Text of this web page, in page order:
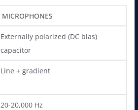
MICROPHONES
Externally polarized (DC bias)
capacitor
Line + gradient
20-20,000 Hz